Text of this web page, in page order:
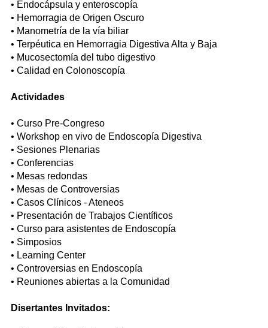
• Endocápsula y enteroscopía
• Hemorragia de Origen Oscuro
• Manometría de la vía biliar
• Terpéutica en Hemorragia Digestiva Alta y Baja
• Mucosectomía del tubo digestivo
• Calidad en Colonoscopía
Actividades
• Curso Pre-Congreso
• Workshop en vivo de Endoscopía Digestiva
• Sesiones Plenarias
• Conferencias
• Mesas redondas
• Mesas de Controversias
• Casos Clínicos - Ateneos
• Presentación de Trabajos Científicos
• Curso para asistentes de Endoscopía
• Simposios
• Learning Center
• Controversias en Endoscopía
• Reuniones abiertas a la Comunidad
Disertantes Invitados: